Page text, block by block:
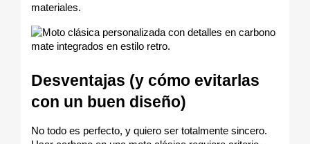
materiales.
Desventajas (y cómo evitarlas
con un buen diseño)
No todo es perfecto, y quiero ser totalmente sincero.